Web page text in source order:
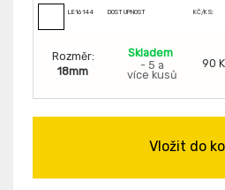
LE16144 DOSTUPNOST KČ/KS:
Rozměr:
18mm
Skladem
- 5 a
více kusů
90
Vložit do